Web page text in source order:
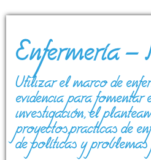
Enfermería –
Utilizar el marco de
evidencia para fomentar
investigación, el
proyectos,prácticas de
de políticas y